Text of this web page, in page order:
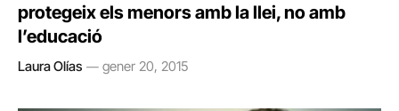
protegeix els menors amb la llei, no amb
l’educació
Laura Olías gener 20, 2015